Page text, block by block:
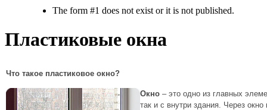
The form #1 does not exist or it is not published.
Пластиковые окна
Что такое пластиковое окно?
Окно – это одно из главных
так и с внутри здания. Через